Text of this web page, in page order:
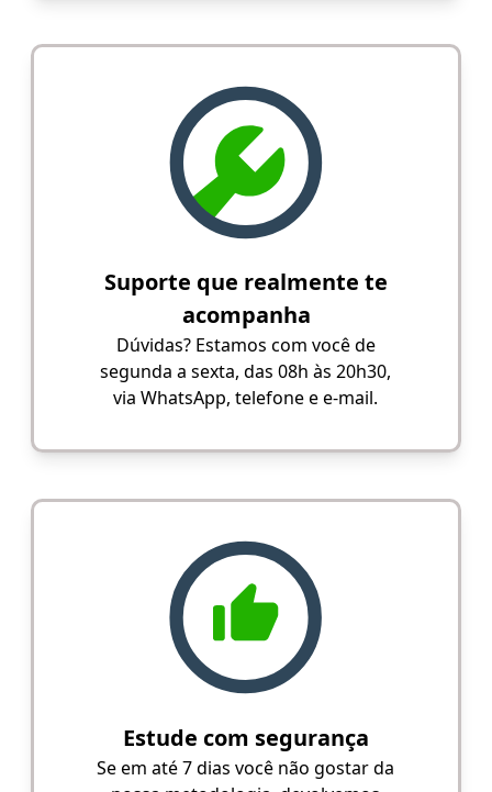
Suporte que realmente te
acompanha
Dúvidas? Estamos com você de
segunda a sexta, das 08h às 20h30,
via WhatsApp, telefone e e-mail.
Estude com segurança
Se em até 7 dias você não gostar da